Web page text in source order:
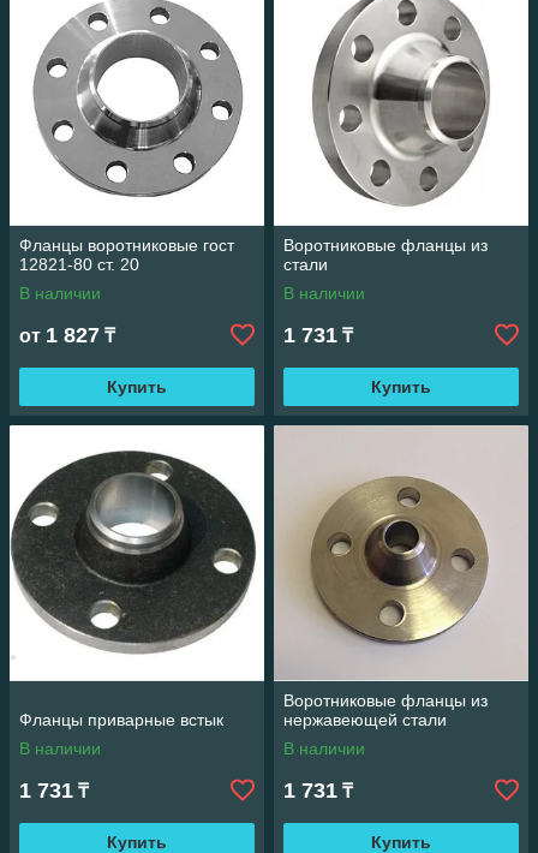
Фланцы воротниковые гост
12821-80 ст. 20
В наличии
от 1 827 ₸
Купить
Воротниковые фланцы из
стали
В наличии
1 731 ₸
Купить
Фланцы приварные встык
В наличии
1 731 ₸
Купить
Воротниковые фланцы из
нержавеющей стали
В наличии
1 731 ₸
Купить